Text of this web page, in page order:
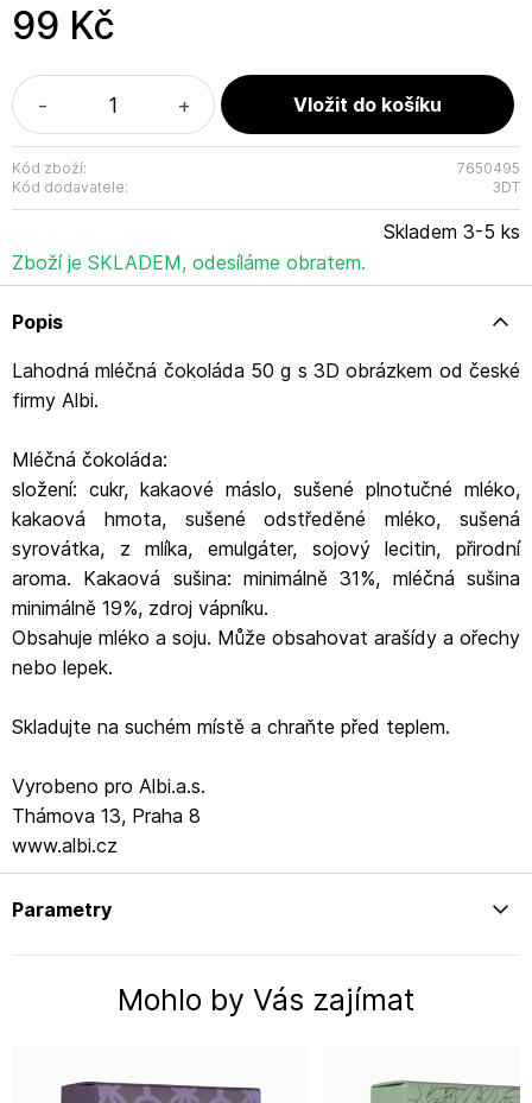
sojový lecitin, přirodní aroma. Kakaová sušina: minimálně
31%, mléčná sušina minimálně 19%, zdroj vápníku.
nebo lepek. Skladujte na suchém místě a chraňte před
teplem. Vyrobeno pro Albi.a.s. Thámova 13, Praha 8
www.albi.cz
99 Kč
- +
Kód zboží:
7650495
Kód dodavatele:
3DT
Skladem 3-5 ks
Zboží je SKLADEM, odesíláme obratem.
Popis
Lahodná mléčná čokoláda 50 g s 3D obrázkem od české
firmy Albi.
Mléčná čokoláda:
složení: cukr, kakaové máslo, sušené plnotučné mléko,
kakaová hmota, sušené odstředěné mléko, sušená
syrovátka, z mlíka, emulgáter, sojový lecitin, přirodní
aroma. Kakaová sušina: minimálně 31%, mléčná sušina
minimálně 19%, zdroj vápníku.
Obsahuje mléko a soju. Může obsahovat arašídy a ořechy
nebo lepek.
Skladujte na suchém místě a chraňte před teplem.
Vyrobeno pro Albi.a.s.
Thámova 13, Praha 8
www.albi.cz
Parametry
Mohlo by Vás zajímat